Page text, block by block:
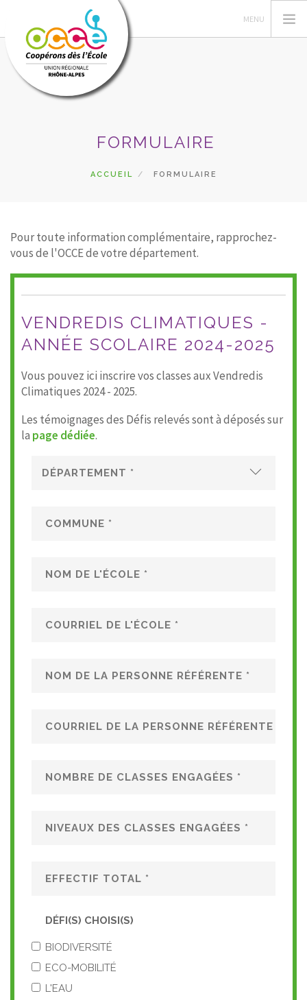
FORMULAIRE
ACCUEIL FORMULAIRE
Pour toute information complémentaire, rapprochez-
vous de l'OCCE de votre département.
VENDREDIS CLIMATIQUES -
ANNÉE SCOLAIRE 2024-2025
Vous pouvez ici inscrire vos classes aux Vendredis
Climatiques 2024 - 2025.
Les témoignages des Défis relevés sont à déposés sur
la page dédiée.
DÉFI(S) CHOISI(S)
BIODIVERSITÉ
ECO-MOBILITÉ
L'EAU